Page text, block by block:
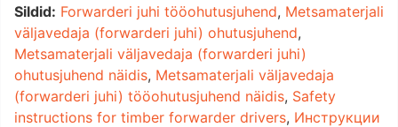
Sildid: Forwarderi juhi tööohutusjuhend, Metsamaterjali
väljavedaja (forwarderi juhi) ohutusjuhend,
Metsamaterjali väljavedaja (forwarderi juhi)
ohutusjuhend näidis, Metsamaterjali väljavedaja
(forwarderi juhi) tööohutusjuhend näidis, Safety
instructions for timber forwarder drivers, Инструкции